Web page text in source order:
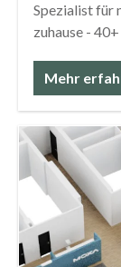
Spezialist für
zuhause -
Mehr